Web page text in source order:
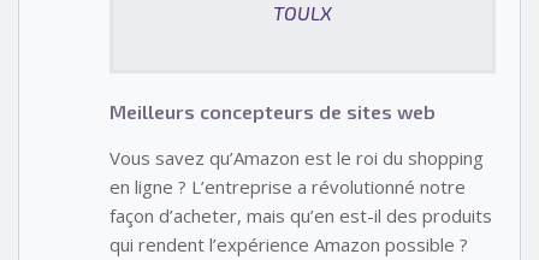
TOULX
Meilleurs concepteurs de sites web
Vous savez qu’Amazon est le roi du shopping
en ligne ? L’entreprise a révolutionné notre
façon d’acheter, mais qu’en est-il des produits
qui rendent l’expérience Amazon possible ?